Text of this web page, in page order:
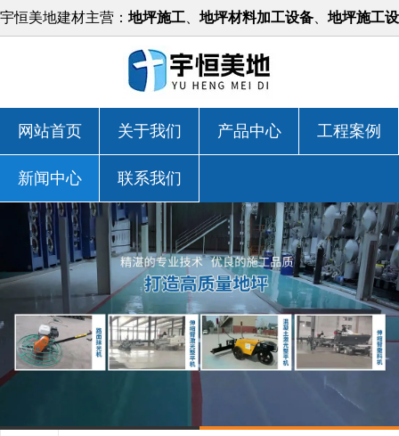
宇恒美地建材主营： 地坪施工 地坪材料加工设备 地坪施工设
备等，价格实惠！
网站首页 关于我们 产品中心 工程案例
新闻中心 联系我们